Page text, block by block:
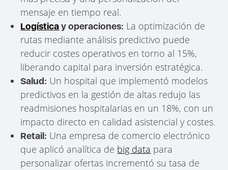
mensaje en tiempo real.
Logísticay operaciones: La optimización de
rutas mediante análisis predictivo puede
reducir costes operativos en torno al 15%,
liberando capital para inversión estratégica.
Salud: Un hospital que implementó modelos
predictivos en la gestión de altas redujo las
readmisiones hospitalarias en un 18%, con un
impacto directo en calidad asistencial y costes.
Retail: Una empresa de comercio electrónico
que aplicó analítica de big data para
personalizar ofertas incrementó su tasa de